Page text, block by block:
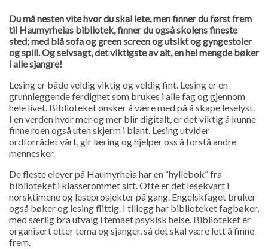
Du må nesten vite hvor du skal lete, men finner du først frem
til Haumyrheias bibliotek, finner du også skolens fineste
sted; med blå sofa og green screen og utsikt og gyngestoler
og spill. Og selvsagt, det viktigste av alt, en hel mengde bøker
i alle sjangre!
Lesing er både veldig viktig og veldig fint. Lesing er en
grunnleggende ferdighet som brukes i alle fag og gjennom
hele livet. Biblioteket ønsker å være med på å skape leselyst.
I en verden hvor mer og mer blir digitalt, er det viktig å kunne
finne roen også uten skjerm i blant. Lesing utvider
ordforrådet vårt, gir læring og hjelper oss å forstå andre
mennesker.
De fleste elever på Haumyrheia har en “hyllebok” fra
biblioteket i klasserommet sitt. Ofte er det lesekvart i
norsktimene og leseprosjekter på gang. Engelskfaget bruker
også bøker og lesing flittig. I tillegg har biblioteket fagbøker,
med særlig bra utvalg i temaet psykisk helse. Biblioteket er
organisert etter tema og sjanger, så det skal være lett å finne
frem.